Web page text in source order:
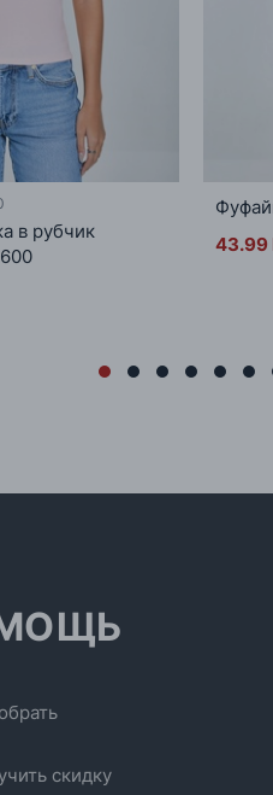
в рубчик
43.99
скидку